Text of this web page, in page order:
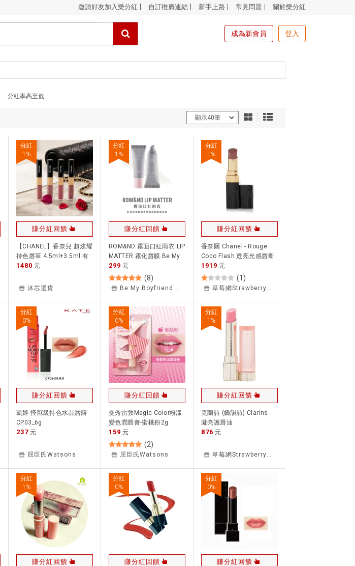
邀請好友加入樂分紅 自訂推廣連結 新手上路 常見問題 關於樂分紅
成為新會員 登入
分紅率高至低
分紅
1 %
賺分紅回饋
【CHANEL】香奈兒 超炫耀
持色唇萃 4.5ml+3.5ml 有
中標 多色可選 48# 69#
色號)｜換季推薦⚡專櫃 品
｜APP下單點數最高15%回
饋 美的三次方
1480 元
沐芯選貨
分紅
1 %
賺分紅回饋
ROM&ND 霧面口紅雨衣 LIP
MATTER 霧化唇膜 Be My
Boyfriend 王盈喬老師推薦
[交換禮物.$199免運]
299 元
(8)
Be My Boyfriend 彩妝
分紅
1 %
賺分紅回饋
香奈爾 Chanel - Rouge
Coco Flash 透亮光感唇膏
1919 元
(1 )
草莓網Strawberrynet
分紅
0%
賺分紅回饋
凱婷 怪獸級持色水晶唇露
CP03_6g
237 元
屈臣氏Watsons
分紅
0%
賺分紅回饋
曼秀雷敦Magic Color粉漾
變色潤唇膏-蜜桃粉2g
159 元
(2)
屈臣氏Watsons
分紅
1 %
賺分紅回饋
克蘭詩 (嬌韻詩) Clarins -
凝亮護唇油
876 元
草莓網Strawberrynet
分紅
1 %
賺分紅回饋
分紅
0%
賺分紅回饋
分紅
0%
賺分紅回饋